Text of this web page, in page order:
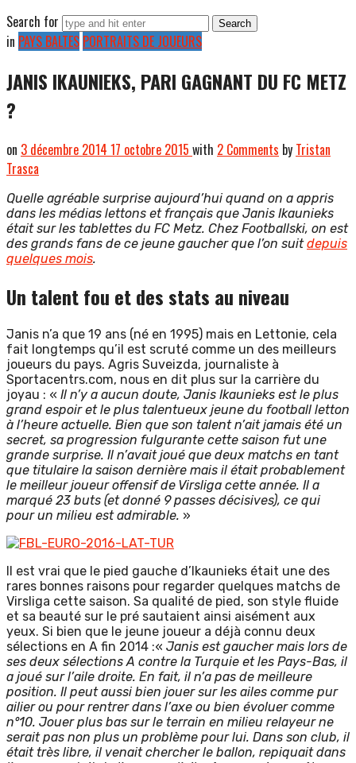
Search for
in PAYS BALTES PORTRAITS DE JOUEURS
JANIS IKAUNIEKS, PARI GAGNANT DU FC METZ
?
on 3 décembre 2014 17 octobre 2015 with 2 Comments by Tristan
Trasca
Quelle agréable surprise aujourd’hui quand on a appris
dans les médias lettons et français que Janis Ikaunieks
était sur les tablettes du FC Metz. Chez Footballski, on est
des grands fans de ce jeune gaucher que l’on suitdepuis
quelques mois.
Un talent fou et des stats au niveau
Janis n’a que 19 ans (né en 1995) mais en Lettonie, cela
fait longtemps qu’il est scruté comme un des meilleurs
joueurs du pays. Agris Suveizda, journaliste à
Sportacentrs.com, nous en dit plus sur la carrière du
joyau : « Il n’y a aucun doute, Janis Ikaunieks est le plus
grand espoir et le plus talentueux jeune du football letton
à l’heure actuelle. Bien que son talent n’ait jamais été un
secret, sa progression fulgurante cette saison fut une
grande surprise. Il n’avait joué que deux matchs en tant
que titulaire la saison dernière mais il était probablement
le meilleur joueur offensif de Virsliga cette année. Il a
marqué 23 buts (et donné 9 passes décisives), ce qui
pour un milieu est admirable. »
Il est vrai que le pied gauche d’Ikaunieks était une des
rares bonnes raisons pour regarder quelques matchs de
Virsliga cette saison. Sa qualité de pied, son style fluide
et sa beauté sur le pré sautaient ainsi aisément aux
yeux. Si bien que le jeune joueur a déjà connu deux
sélections en A fin 2014 :« Janis est gaucher mais lors de
ses deux sélections A contre la Turquie et les Pays-Bas, il
a joué sur l’aile droite. En fait, il n’a pas de meilleure
position. Il peut aussi bien jouer sur les ailes comme pur
ailier ou pour rentrer dans l’axe ou bien évoluer comme
n°10. Jouer plus bas sur le terrain en milieu relayeur ne
serait pas non plus un problème pour lui. Dans son club, il
était très libre, il venait chercher le ballon, repiquait dans